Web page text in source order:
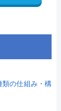
類の仕組み・構